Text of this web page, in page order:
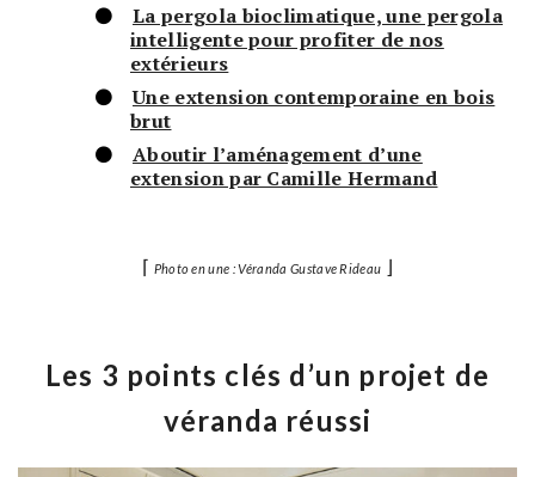
La pergola bioclimatique, une pergola
intelligente pour profiter de nos
extérieurs
Une extension contemporaine en bois
brut
Aboutir l’aménagement d’une
extension par Camille Hermand
⌈ Photo en une : Véranda Gustave Rideau ⌋
Les 3 points clés d’un projet de
véranda réussi